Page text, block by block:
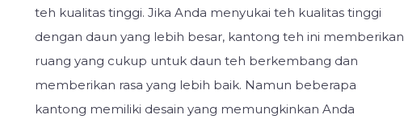
teh kualitas tinggi. Jika Anda menyukai teh kualitas tinggi
dengan daun yang lebih besar, kantong teh ini memberikan
ruang yang cukup untuk daun teh berkembang dan
memberikan rasa yang lebih baik. Namun beberapa
kantong memiliki desain yang memungkinkan Anda